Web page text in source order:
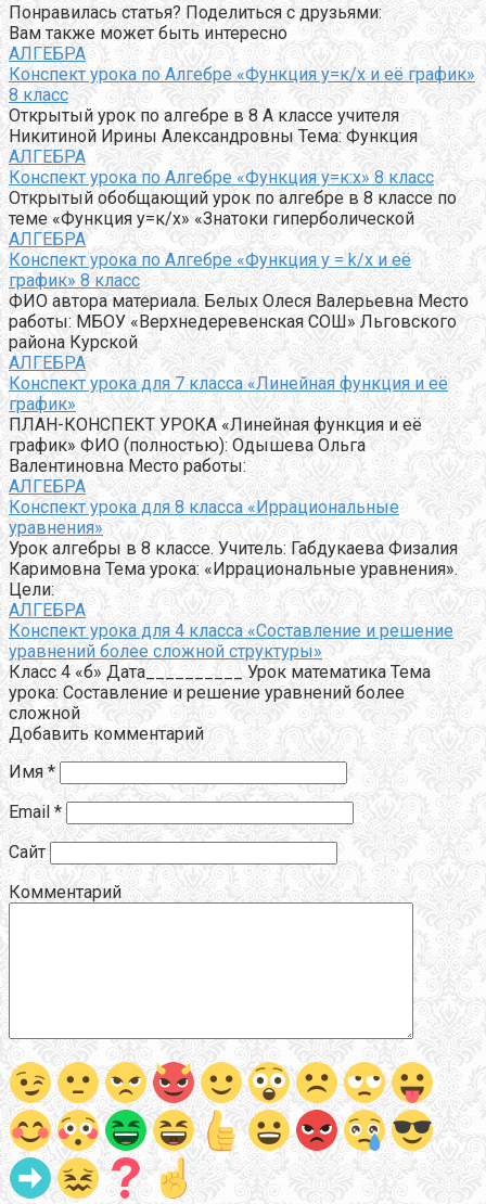
Понравилась статья? Поделиться с друзьями:
Вам также может быть интересно
АЛГЕБРА
Конспект урока по Алгебре «Функция у=к/х и её график»
8 класс
Открытый урок по алгебре в 8 А классе учителя
Никитиной Ирины Александровны Тема: Функция
АЛГЕБРА
Конспект урока по Алгебре «Функция у=к:х» 8 класс
Открытый обобщающий урок по алгебре в 8 классе по
теме «Функция у=к/х» «Знатоки гиперболической
АЛГЕБРА
Конспект урока по Алгебре «Функция y = k/x и её
график» 8 класс
ФИО автора материала. Белых Олеся Валерьевна Место
работы: МБОУ «Верхнедеревенская СОШ» Льговского
района Курской
АЛГЕБРА
Конспект урока для 7 класса «Линейная функция и её
график»
ПЛАН-КОНСПЕКТ УРОКА «Линейная функция и её
график» ФИО (полностью): Одышева Ольга
Валентиновна Место работы:
АЛГЕБРА
Конспект урока для 8 класса «Иррациональные
уравнения»
Урок алгебры в 8 классе. Учитель: Габдукаева Физалия
Каримовна Тема урока: «Иррациональные уравнения».
Цели:
АЛГЕБРА
Конспект урока для 4 класса «Составление и решение
уравнений более сложной структуры»
Класс 4 «б» Дата__________ Урок математика Тема
урока: Составление и решение уравнений более
сложной
Добавить комментарий
Имя *
Email *
Сайт
Комментарий